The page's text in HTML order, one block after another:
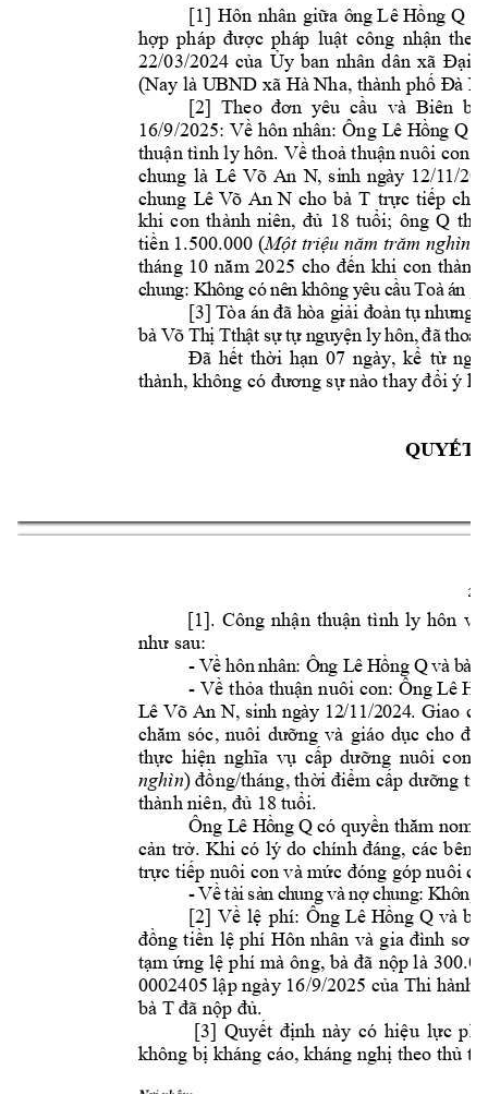
[1] Hôn nhân giữa ông Lê Hồng Q
hợp pháp được pháp luật công nhận theo
22/03/2024 của Ủy ban nhân dân xã Đại
(Nay là UBND xã Hà Nha, thành phố Đà
[2] Theo đơn  yêu cầu  và  Biên  bả
16/9/2025: Về hôn nhân: Ông Lê Hồng Q
thuận tình ly hôn. Về thoả thuận nuôi con:
chung là Lê Võ An N, sinh ngày 12/11/
chung Lê Võ An N cho bà T trực tiếp
khi con thành niên, đủ 18 tuổi; ông Q
tiền 1.500.000 (Một triệu năm trăm nghìn
tháng 10 năm 2025 cho đến khi con thành
chung: Không cónên khôngyêu cầu Toàán
[3] Tòa án đã hòa giải đoàn tụ nhưng
bà Võ ThịTthật sự tự nguyện lyhôn,đãthoả
Đã hết thời hạn 07 ngày, kể từ
thành, không có đương sự nào thay đổi ý
QUYẾT
2
[1]. Công nhận thuận tình ly hôn và
như sau:
- Về hônnhân: Ông Lê Hồng Qvà bà
- Về thỏa thuận nuôi con: Ông Lê H
Lê Võ An N, sinh ngày 12/11/2024. Giao
chăm sóc, nuôi dưỡng và giáo dục cho
thực hiện nghĩa vụ cấp dưỡng nuôi con
nghìn) đồng/tháng, thời điểm cấp dưỡng
thành niên, đủ 18 tuổi.
Ông Lê Hồng Q có quyền thăm nom
cản trở. Khi có lý do chính đáng, các bên
trực tiếp nuôi con và mức đóng góp nuôi
-Vềtàisản chungvànợchung: Không
[2] Về lệ phí: Ông Lê Hồng Q và b
đồng tiền lệ phí Hôn nhân và gia đình sơ
tạm ứng lệ phí mà ông, bà đã nộp là
0002405 lập ngày 16/9/2025 của Thi hành
bà T đã nộp đủ.
[3] Quyết định này có hiệu lực
không bị kháng cáo, kháng nghị theo thủ t